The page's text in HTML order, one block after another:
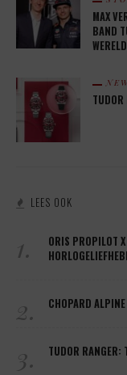
MAX
BAND
TUDOR
LEES OOK
1.
ORIS PROPILOT
2. CHOPARD
3. TUDOR RANGER: